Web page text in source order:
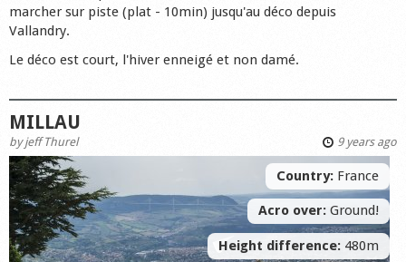
marcher sur piste (plat - 10min) jusqu'au déco depuis
Vallandry.
Le déco est court, l'hiver enneigé et non damé.
MILLAU
byjeff Thurel 9 years ago
Country: France
Acro over: Ground!
Height difference: 480m